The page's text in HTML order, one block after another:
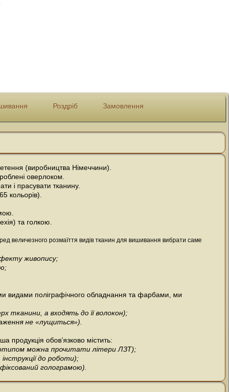
Роздріб Замовлення
(виробництва Німеччини).
оверлоком.
і прасувати тканину.
кольорів).
та голкою.
величезного розмаїття видів тканин для вишивання вибрати саме
живопису;
видами поліграфічного обладнання та фарбами, ми
тканини, а входять до її волокон);
не «лущиться»).
продукція обов’язково містить:
можна прочитати літери ЛЗТ);
інструкції до роботи);
голограмою).